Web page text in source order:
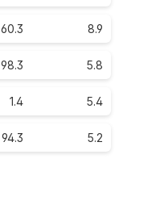
60.3 8.9
98.3 5.8
1.4 5.4
94.3 5.2